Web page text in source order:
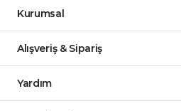
Kurumsal
Alışveriş & Sipariş
Yardım